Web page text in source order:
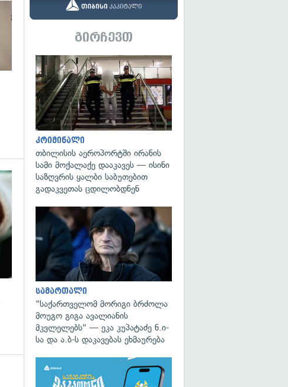
გადახედვა
გირჩევთ
კრიმინალი
თბილისის აეროპორტში ირანის
სამი მოქალაქე დააკავეს — ისინი
საზღვრის ყალბი საბუთებით
გადაკვეთას ცდილობდნენ
სამართალი
"საქართველომ მორიგი ბრძოლა
მოუგო გიგა ავალიანის
მკვლელებს" — ეკა კუპატაძე ნ.ი-
სა და ა.ბ-ს დაკავებას ეხმაურება